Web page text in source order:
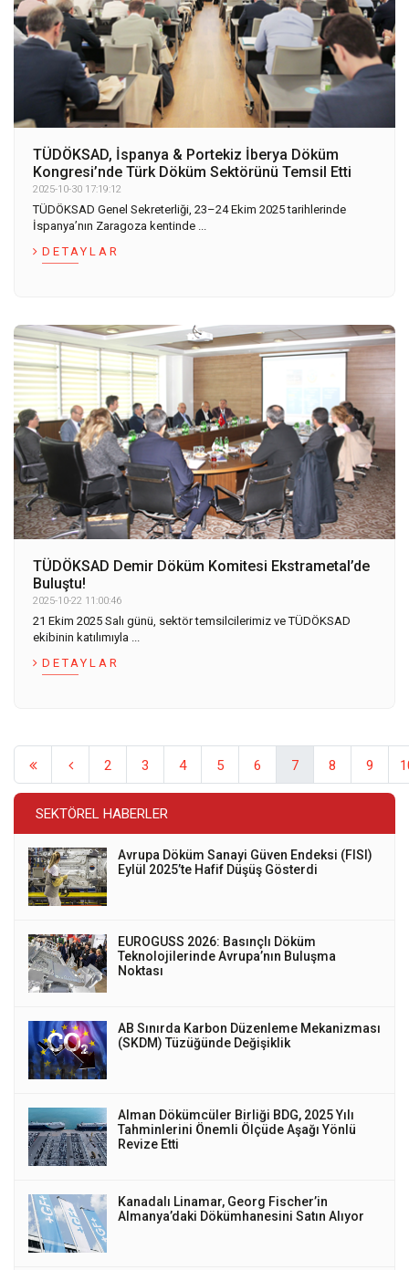
TÜDÖKSAD, İspanya & Portekiz İberya Döküm
Kongresi’nde Türk Döküm Sektörünü Temsil Etti
2025-10-30 17:19:12
TÜDÖKSAD Genel Sekreterliği, 23–24 Ekim 2025 tarihlerinde
İspanya’nın Zaragoza kentinde ...
DETAYLAR
TÜDÖKSAD Demir Döküm Komitesi Ekstrametal’de
Buluştu!
2025-10-22 11:00:46
21 Ekim 2025 Salı günü, sektör temsilcilerimiz ve TÜDÖKSAD
ekibinin katılımıyla ...
DETAYLAR
2 3 4 5 6 7 8 9
SEKTÖREL HABERLER
Avrupa Döküm Sanayi Güven Endeksi (FISI)
Eylül 2025’te Hafif Düşüş Gösterdi
EUROGUSS 2026: Basınçlı Döküm
Teknolojilerinde Avrupa’nın Buluşma
Noktası
AB Sınırda Karbon Düzenleme Mekanizması
(SKDM) Tüzüğünde Değişiklik
Alman Dökümcüler Birliği BDG, 2025 Yılı
Tahminlerini Önemli Ölçüde Aşağı Yönlü
Revize Etti
Kanadalı Linamar, Georg Fischer’in
Almanya’daki Dökümhanesini Satın Alıyor